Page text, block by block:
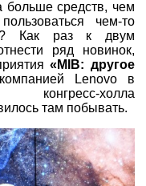
больше средств, чем
чем-то
Как раз к двум
ряд новинок,
«MIB: другое
Lenovo в
холла
там побывать.